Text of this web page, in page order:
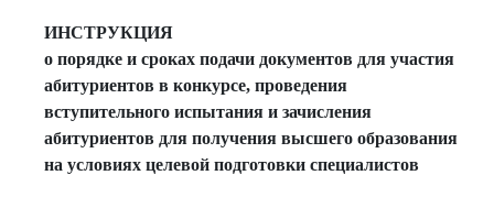
ИНСТРУКЦИЯ
о порядке и сроках подачи документов для участия
абитуриентов в конкурсе, проведения
вступительного испытания и зачисления
абитуриентов для получения высшего образования
на условиях целевой подготовки специалистов